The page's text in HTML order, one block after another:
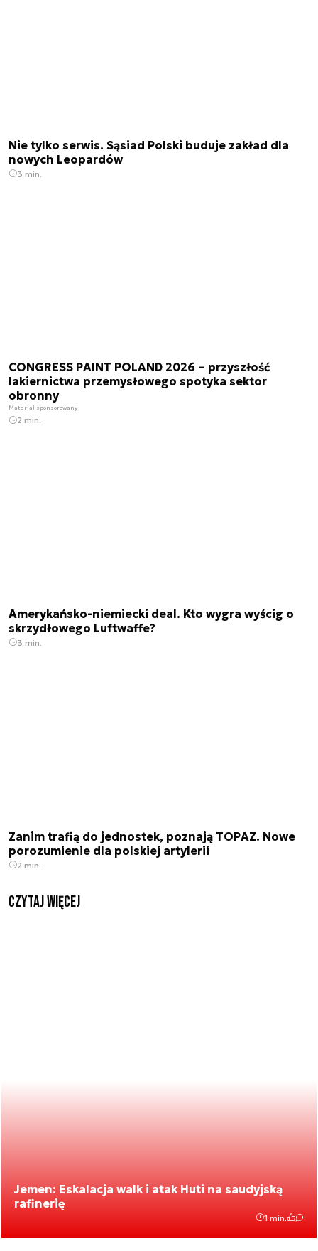
Nie tylko serwis. Sąsiad Polski buduje zakład dla
nowych Leopardów
3 min.
CONGRESS PAINT POLAND 2026 – przyszłość
lakiernictwa przemysłowego spotyka sektor
obronny
Materiał sponsorowany
2 min.
Amerykańsko-niemiecki deal. Kto wygra wyścig o
skrzydłowego Luftwaffe?
3 min.
Zanim trafią do jednostek, poznają TOPAZ. Nowe
porozumienie dla polskiej artylerii
2 min.
czytaj więcej
Jemen: Eskalacja walk i atak Huti na saudyjską
rafinerię
1 min.